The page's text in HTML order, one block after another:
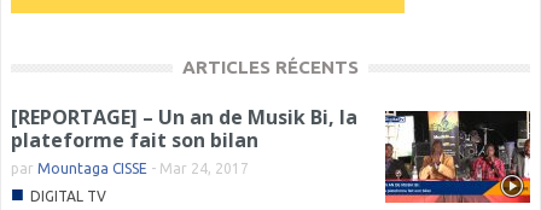
ARTICLES RÉCENTS
[REPORTAGE] – Un an de Musik Bi, la
plateforme fait son bilan
par Mountaga CISSE - Mar 24, 2017
■ DIGITAL TV